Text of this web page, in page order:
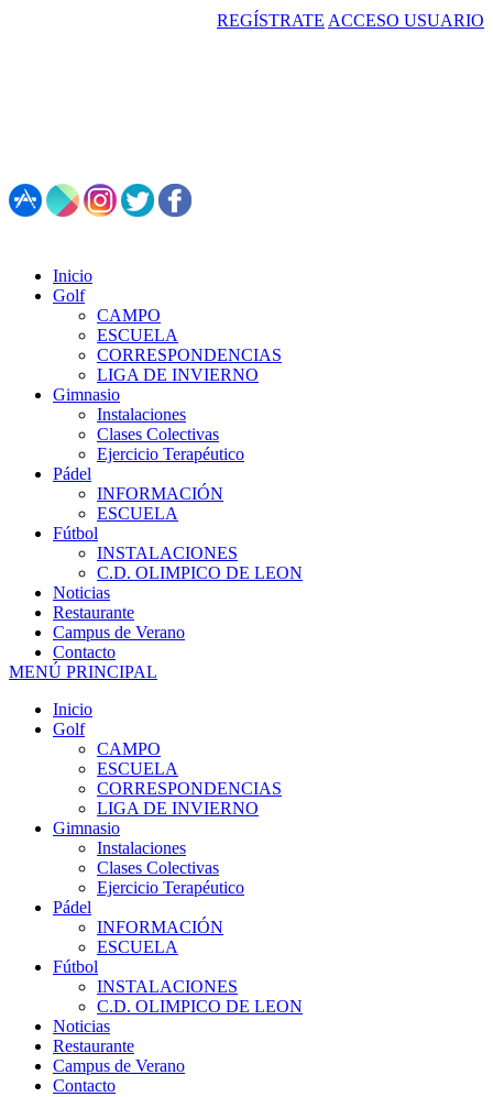
REGÍSTRATE ACCESO USUARIO
Inicio
Golf
CAMPO
ESCUELA
CORRESPONDENCIAS
LIGA DE INVIERNO
Gimnasio
Instalaciones
Clases Colectivas
Ejercicio Terapéutico
Pádel
INFORMACIÓN
ESCUELA
Fútbol
INSTALACIONES
C.D. OLIMPICO DE LEON
Noticias
Restaurante
Campus de Verano
Contacto
MENÚ PRINCIPAL
Inicio
Golf
CAMPO
ESCUELA
CORRESPONDENCIAS
LIGA DE INVIERNO
Gimnasio
Instalaciones
Clases Colectivas
Ejercicio Terapéutico
Pádel
INFORMACIÓN
ESCUELA
Fútbol
INSTALACIONES
C.D. OLIMPICO DE LEON
Noticias
Restaurante
Campus de Verano
Contacto